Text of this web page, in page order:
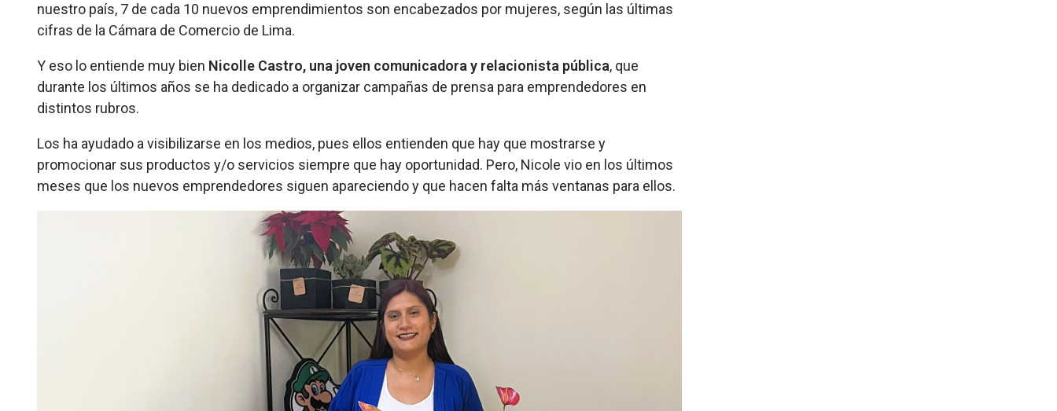
nuestro país, 7 de cada 10 nuevos emprendimientos son encabezados por mujeres, según las últimas
cifras de la Cámara de Comercio de Lima.
Y eso lo entiende muy bien Nicolle Castro, una joven comunicadora y relacionista pública, que
durante los últimos años se ha dedicado a organizar campañas de prensa para emprendedores en
distintos rubros.
Los ha ayudado a visibilizarse en los medios, pues ellos entienden que hay que mostrarse y
promocionar sus productos y/o servicios siempre que hay oportunidad. Pero, Nicole vio en los últimos
meses que los nuevos emprendedores siguen apareciendo y que hacen falta más ventanas para ellos.